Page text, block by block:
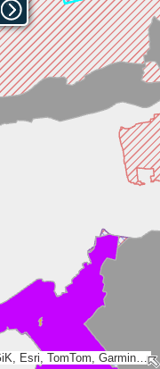
GUGiK, Esri, TomTom, Garmin, METI/NASA, USGS